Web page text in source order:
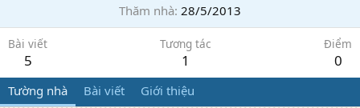
Thăm nhà 28/5/2013
Bài viết
5
Tương tác
1
Điểm
0
Tường nhà Bài viết Giới thiệu